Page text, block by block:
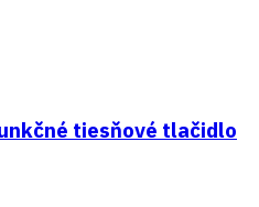
tiesňové tlačidlo